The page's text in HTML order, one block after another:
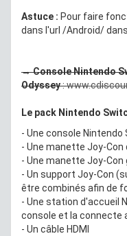
Astuce : Pour faire
dans l'url /Android/
→ Console Nintendo
Odyssey:
Le pack Nintendo
- Une console Nintendo
- Une manette Joy-Con
- Une manette Joy-Con
- Un support Joy-Con
être combinés afin de
- Une station d'accueil
console et la connecte
- Un câble HDMI